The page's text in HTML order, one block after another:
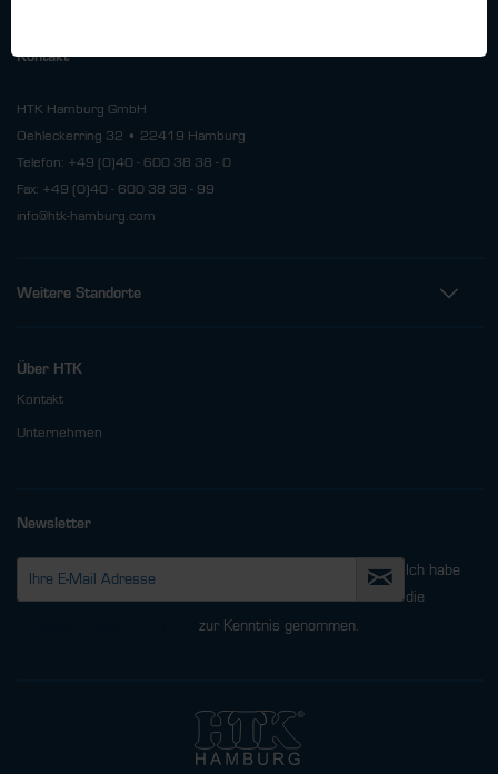
Kontakt
HTK Hamburg GmbH
Oehleckerring 32 • 22419 Hamburg
Telefon: +49 (0)40 - 600 38 38 - 0
Fax: +49 (0)40 - 600 38 38 - 99
info@htk-hamburg.com
Weitere Standorte
Über HTK
Kontakt
Unternehmen
Newsletter
Ich habe
die
zur Kenntnis genommen.